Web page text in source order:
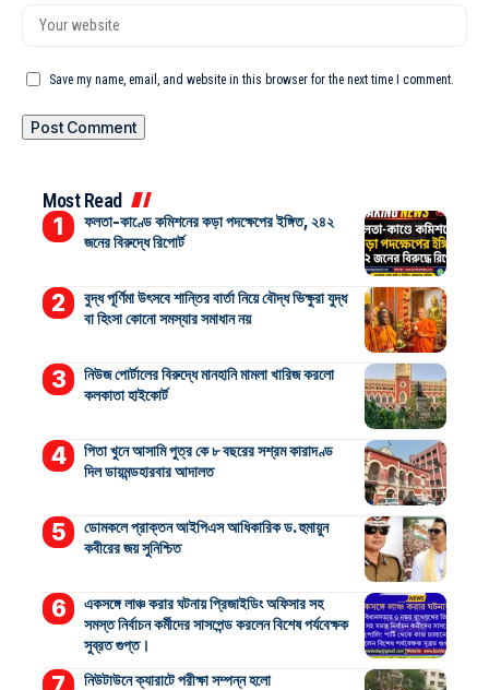
Save my name, email, and website in this browser for the next time I comment.
Most Read
ফলতা-কাণ্ডে কমিশনের কড়া পদক্ষেপের ইঙ্গিত, ২৪২
জনের বিরুদ্ধে রিপোর্ট
বুদ্ধ পূর্ণিমা উৎসবে শান্তির বার্তা নিয়ে বৌদ্ধ ভিক্ষুরা যুদ্ধ
বা হিংসা কোনো সমস্যার সমাধান নয়
নিউজ পোর্টালের বিরুদ্ধে মানহানি মামলা খারিজ করলো
কলকাতা হাইকোর্ট
পিতা খুনে আসামি পুত্র কে ৮ বছরের সশ্রম কারাদণ্ড
দিল ডায়মন্ডহারবার আদালত
ডোমকলে প্রাক্তন আইপিএস আধিকারিক ড. হুমায়ুন
কবীরের জয় সুনিশ্চিত
একসঙ্গে লাঞ্চ করার ঘটনায় প্রিজাইডিং অফিসার সহ
সমস্ত নির্বাচন কর্মীদের সাসপেন্ড করলেন বিশেষ পর্যবেক্ষক
সুব্রত গুপ্ত।
নিউটাউনে ক্যারাটে পরীক্ষা সম্পন্ন হলো